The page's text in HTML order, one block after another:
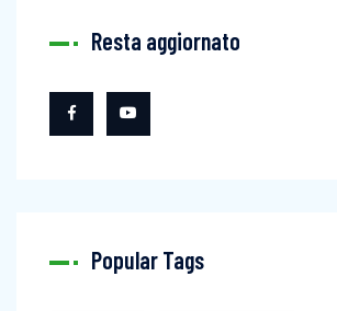
Resta aggiornato
Popular Tags